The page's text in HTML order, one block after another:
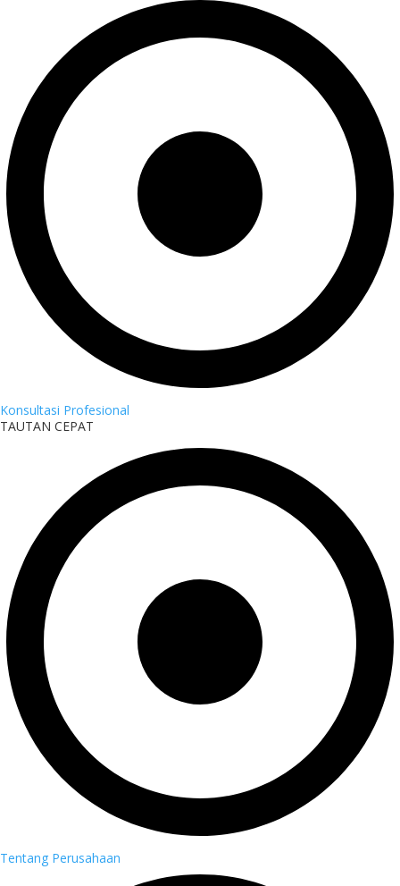
Konsultasi Profesional
TAUTAN CEPAT
Tentang Perusahaan